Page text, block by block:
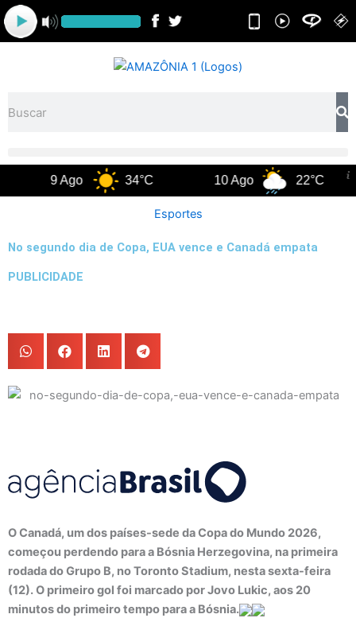
para
o
34°C 22°C
Esportes
No segundo dia de Copa, EUA vence e Canadá empata
PUBLICIDADE
O Canadá, um dos países-sede da Copa do Mundo 2026,
começou perdendo para a Bósnia Herzegovina, na primeira
rodada do Grupo B, no Toronto Stadium, nesta sexta-feira
(12). O primeiro gol foi marcado por Jovo Lukic, aos 20
minutos do primeiro tempo para a Bósnia.